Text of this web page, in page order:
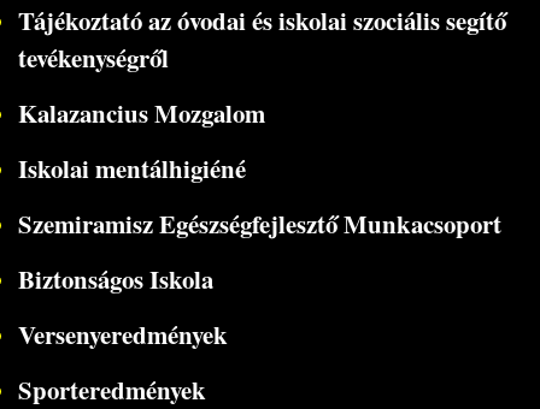
Tájékoztató az óvodai és iskolai szociális segítő
tevékenységről
Kalazancius Mozgalom
Iskolai mentálhigiéné
Szemiramisz Egészségfejlesztő Munkacsoport
Biztonságos Iskola
Versenyeredmények
Sporteredmények